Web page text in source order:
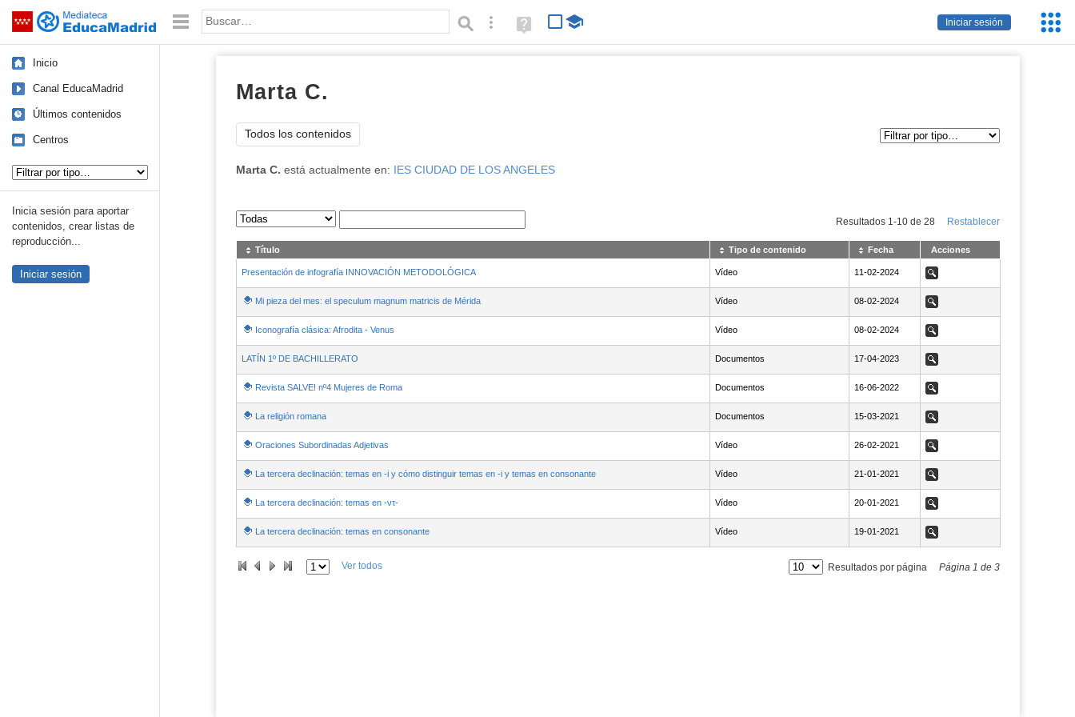
Saltar navegación
Iniciar sesión
Palabra o frase: Búsqueda avanzada
Ayuda
(en
Inicio
Canal EducaMadrid
Últimos contenidos
Centros
Inicia sesión para aportar
contenidos, crear listas de
reproducción...
Iniciar sesión
Marta C.
Todos los contenidos
Marta C. está actualmente en: IES CIUDAD DE LOS ANGELES
Sus archivos Resultados 1 -10de 28 Restablecer
Título Tipo de contenido Fecha Acciones
Presentación de infografía INNOVACIÓN METODOLÓGICA Vídeo NaN11-02-2024
11-02-2024 Ver
Mi pieza del mes: el speculum magnum matricis de Mérida Vídeo NaN08-02-2024
08-02-2024 Ver
Iconografía clásica: Afrodita - Venus Vídeo NaN08-02-2024
08-02-2024 Ver
LATÍN 1º DE BACHILLERATO Documentos NaN17-04-2023
17-04-2023 Ver
Revista SALVE! nº4 Mujeres de Roma Documentos NaN16-06-2022
16-06-2022 Ver
La religión romana Documentos NaN15-03-2021
15-03-2021 Ver
Oraciones Subordinadas Adjetivas Vídeo NaN26-02-2021
26-02-2021 Ver
La tercera declinación: temas en -i y cómo distinguir temas en -i y temas en consonante Vídeo NaN21-01-2021
21-01-2021 Ver
La tercera declinación: temas en -ντ- Vídeo NaN20-01-2021
20-01-2021 Ver
La tercera declinación: temas en consonante Vídeo NaN19-01-2021
19-01-2021 Ver
Ver todos Resultados por página Página 1 de 3